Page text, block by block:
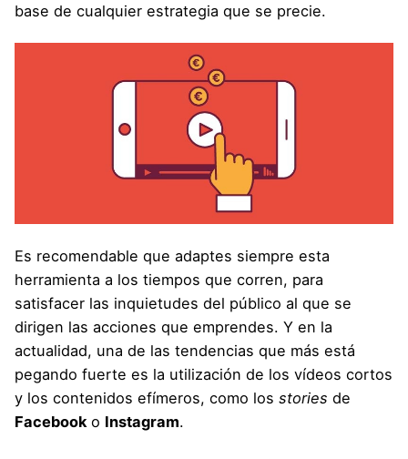
base de cualquier estrategia que se precie.
Es recomendable que adaptes siempre esta
herramienta a los tiempos que corren, para
satisfacer las inquietudes del público al que se
dirigen las acciones que emprendes. Y en la
actualidad, una de las tendencias que más está
pegando fuerte es la utilización de los vídeos cortos
y los contenidos efímeros, como los stories de
Facebook o Instagram.